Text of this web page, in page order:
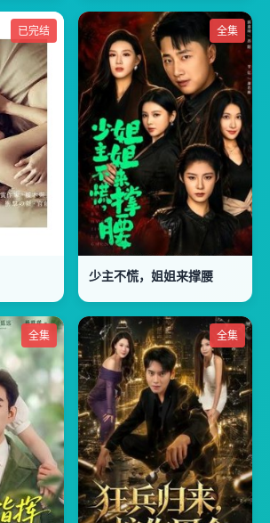
已完结 全集
少主不慌，姐姐来撑腰
全集 全集